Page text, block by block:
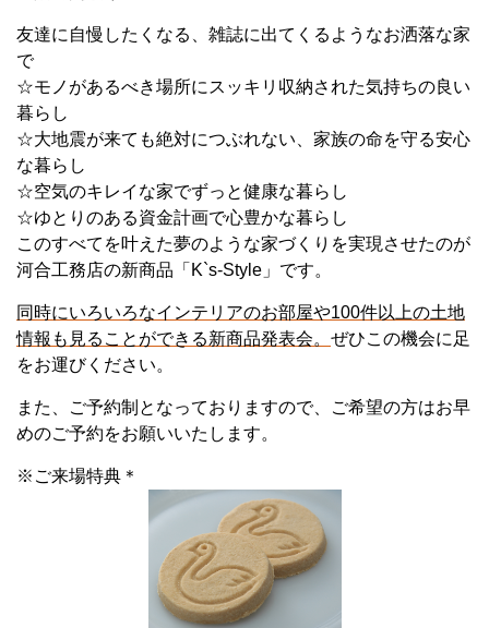
友達に自慢したくなる、雑誌に出てくるようなお洒落な家
で
☆モノがあるべき場所にスッキリ収納された気持ちの良い
暮らし
☆大地震が来ても絶対につぶれない、家族の命を守る安心
な暮らし
☆空気のキレイな家でずっと健康な暮らし
☆ゆとりのある資金計画で心豊かな暮らし
このすべてを叶えた夢のような家づくりを実現させたのが
河合工務店の新商品「K`s-Style」です。
同時にいろいろなインテリアのお部屋や100件以上の土地
情報も見ることができる新商品発表会。 ぜひこの機会に足
をお運びください。
また、ご予約制となっておりますので、ご希望の方はお早
めのご予約をお願いいたします。
※ご来場特典＊